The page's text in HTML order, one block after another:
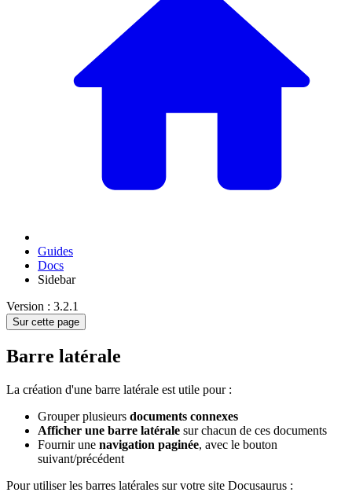
Guides
Docs
Sidebar
Version : 3.2.1
Sur cette page
Barre latérale
La création d'une barre latérale est utile pour :
Grouper plusieurs documents connexes
Afficher une barre latérale sur chacun de ces documents
Fournir une navigation paginée, avec le bouton
suivant/précédent
Pour utiliser les barres latérales sur votre site Docusaurus :